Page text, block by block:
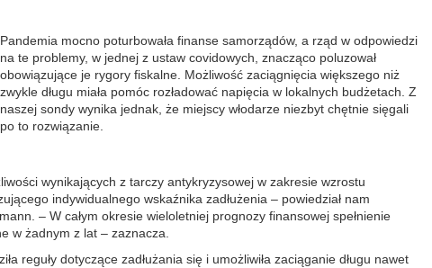
Pandemia mocno poturbowała finanse samorządów, a rząd w odpowiedzi
na te problemy, w jednej z ustaw covidowych, znacząco poluzował
obowiązujące je rygory fiskalne. Możliwość zaciągnięcia większego niż
zwykle długu miała pomóc rozładować napięcia w lokalnych budżetach. Z
naszej sondy wynika jednak, że miejscy włodarze niezbyt chętnie sięgali
po to rozwiązanie.
wynikających z tarczy antykryzysowej w zakresie wzrostu
indywidualnego wskaźnika zadłużenia – powiedział nam
– W całym okresie wieloletniej prognozy finansowej spełnienie
w żadnym z lat – zaznacza.
reguły dotyczące zadłużania się i umożliwiła zaciąganie długu nawet